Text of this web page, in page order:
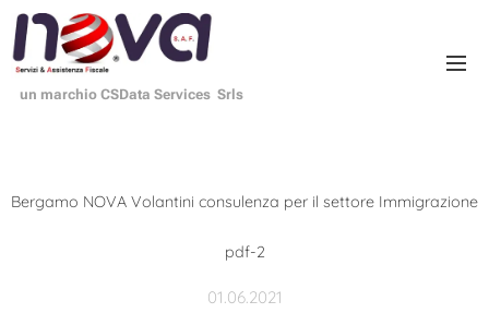
un marchio CSData Services Srls
Bergamo NOVA Volantini consulenza per il settore Immigrazione
pdf-2
01.06.2021